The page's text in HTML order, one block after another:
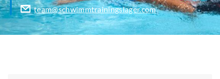
team@schwimmtrainingslager.com